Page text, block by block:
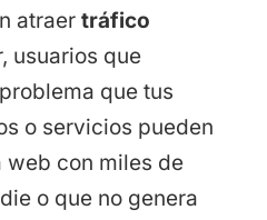
atraer tráfico
usuarios que
que tus
o servicios pueden
web con miles de
o que no genera